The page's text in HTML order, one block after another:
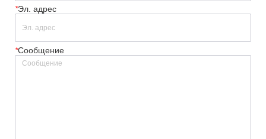
*Эл. адрес
*Сообщение